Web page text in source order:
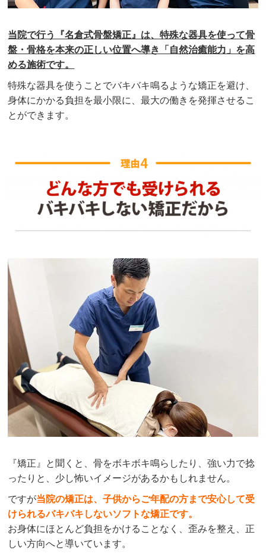
当院で行う『名倉式骨盤矯正』は、特殊な器具を使って骨
盤・骨格を本来の正しい位置へ導き「自然治癒能力」を高
める施術です。
特殊な器具を使うことでバキバキ鳴るような矯正を避け、
身体にかかる負担を最小限に、最大の働きを発揮させるこ
とができます。
『矯正』と聞くと、骨をボキボキ鳴らしたり、強い力で捻
ったりと、少し怖いイメージがあるかもしれません。
ですが当院の矯正は、子供からご年配の方まで安心して受
けられるバキバキしないソフトな矯正です。
お身体にほとんど負担をかけることなく、歪みを整え、正
しい方向へと導いています。